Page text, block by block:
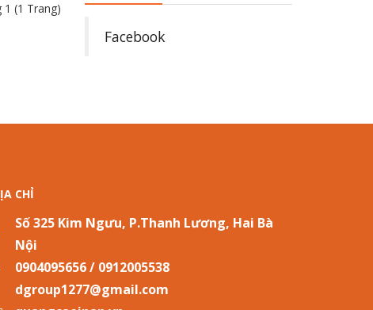
(1 Trang)
Facebook
CHỈ
Số 325 Kim Ngưu, P.Thanh Lương, Hai Bà Trưng, Hà
Nội
0904095656 / 0912005538
dgroup1277@gmail.com